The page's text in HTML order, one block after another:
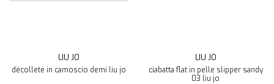
LIU JO
décolleté in camoscio demi liu jo
LIU JO
ciabatta flat in pelle slipper sandy
03 liu jo